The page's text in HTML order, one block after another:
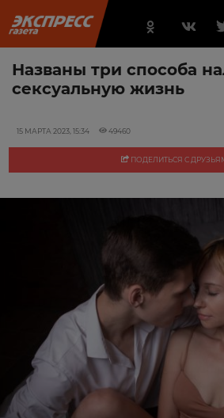
Названы три способа
сексуальную жизнь
15 МАРТА 2023, 15:34 49460
ПОДЕЛИТЬСЯ С